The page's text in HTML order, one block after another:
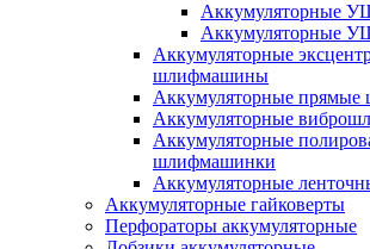
Аккумуляторные
Аккумуляторные
Аккумуляторные
шлифмашины
Аккумуляторные
Аккумуляторные
Аккумуляторные
шлифмашинки
Аккумуляторные
Аккумуляторные гайковерты
Перфораторы аккумуляторные